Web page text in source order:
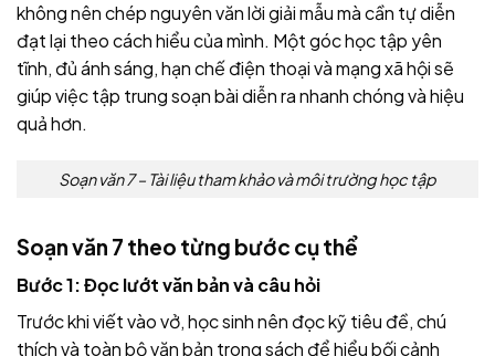
không nên chép nguyên văn lời giải mẫu mà cần tự diễn
đạt lại theo cách hiểu của mình. Một góc học tập yên
tĩnh, đủ ánh sáng, hạn chế điện thoại và mạng xã hội sẽ
giúp việc tập trung soạn bài diễn ra nhanh chóng và hiệu
quả hơn.
Soạn văn 7 – Tài liệu tham khảo và môi trường học tập
Soạn văn 7 theo từng bước cụ thể
Bước 1: Đọc lướt văn bản và câu hỏi
Trước khi viết vào vở, học sinh nên đọc kỹ tiêu đề, chú
thích và toàn bộ văn bản trong sách để hiểu bối cảnh